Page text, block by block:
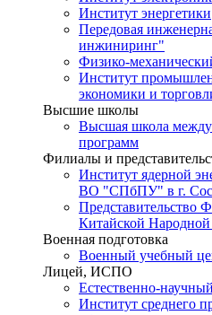
Институт энергетики
Передовая
инжиниринг"
Физико-
Институт
экономики и
Высшие школы
Высшая школа
программ
Филиалы и
Институт ядерной
ВО "СПбПУ" в г.
Китайской
Военная подготовка
Военный учебный
Лицей, ИСПО
Естественно-
Институт среднего